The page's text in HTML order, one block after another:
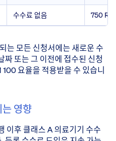
수수료 없음 750 RM
는 모든 신청서에는 새로운 수
짜 또는 그 이전에 접수된 신청
요율을 적용받을 수 있습니
영향
이후 클래스 A 의료기기 수수